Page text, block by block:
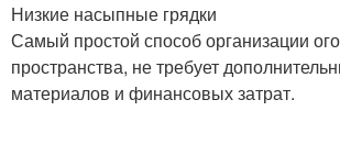
Низкие насыпные грядки
Самый простой способ организации
пространства, не требует
материалов и финансовых затрат.